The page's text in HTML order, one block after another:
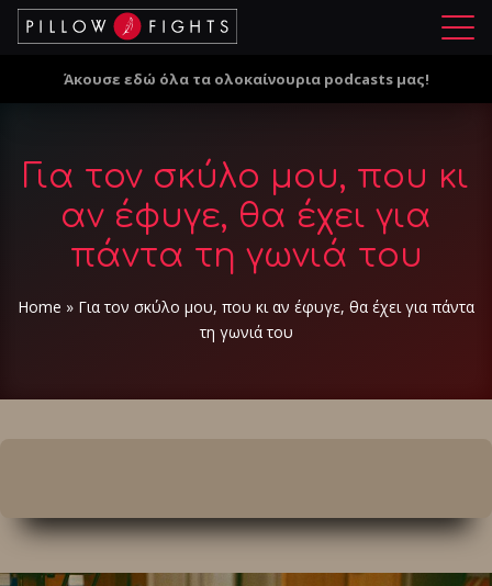
Μ
ο
Άκουσε εδώ όλα τα ολοκαίνουρια podcasts μας!
Για τον σκύλο μου, που κι
αν έφυγε, θα έχει για
πάντα τη γωνιά του
Home » Για τον σκύλο μου, που κι αν έφυγε, θα έχει για πάντα
τη γωνιά του